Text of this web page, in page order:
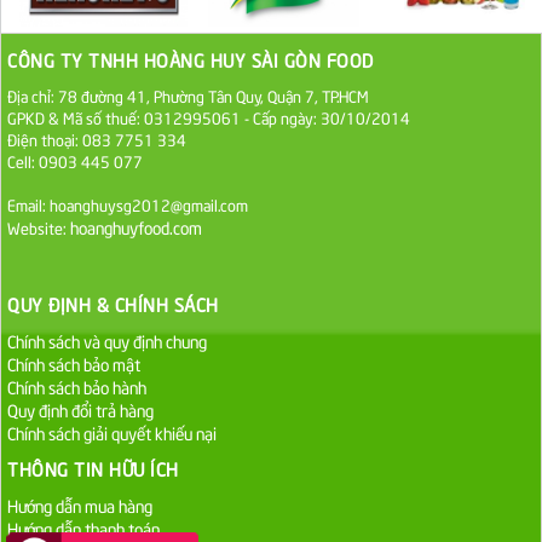
1.100.000 VND
Sa Tế Tôm Cholimex PET Hũ 450g
36.000 VND
Dầu Ăn Tường An Cooking Oil 25kg
CÔNG TY TNHH HOÀNG HUY SÀI GÒN FOOD
Địa chỉ: 78 đường 41, Phường Tân Quy, Quận 7, TP.HCM
GPKD & Mã số thuế: 0312995061 - Cấp ngày: 30/10/2014
Điện thoại: 083 7751 334
Cell: 0903 445 077
Email: hoanghuysg2012@gmail.com
Website: hoanghuyfood.com
QUY ĐỊNH & CHÍNH SÁCH
Chính sách và quy định chung
Chính sách bảo mật
Chính sách bảo hành
Quy định đổi trả hàng
Chính sách giải quyết khiếu nại
THÔNG TIN HỮU ÍCH
Hướng dẫn mua hàng
Hướng dẫn thanh toán